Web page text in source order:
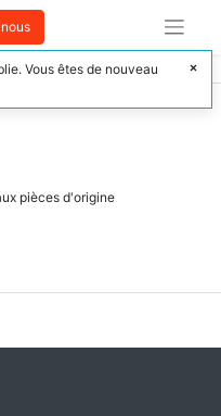
pièces d'origine
Vous êtes de nouveau